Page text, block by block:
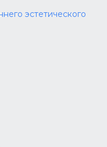
эстетического